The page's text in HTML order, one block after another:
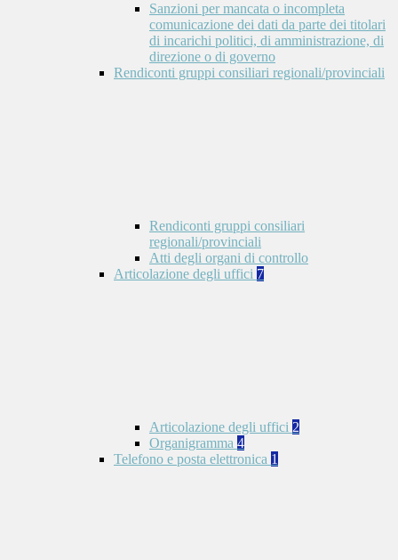
Sanzioni per mancata o incompleta
comunicazione dei dati da parte dei titolari
di incarichi politici, di amministrazione, di
direzione o di governo
Rendiconti gruppi consiliari regionali/provinciali
Rendiconti gruppi consiliari
regionali/provinciali
Atti degli organi di controllo
Articolazione degli uffici 7
Articolazione degli uffici 2
Organigramma 4
Telefono e posta elettronica 1